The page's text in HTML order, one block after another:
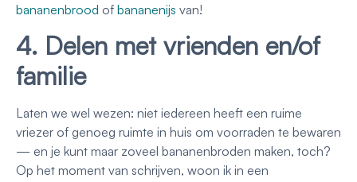
bananenbrood of bananenijs van!
4. Delen met vrienden en/of
familie
Laten we wel wezen: niet iedereen heeft een ruime
vriezer of genoeg ruimte in huis om voorraden te bewaren
— en je kunt maar zoveel bananenbroden maken, toch?
Op het moment van schrijven, woon ik in een